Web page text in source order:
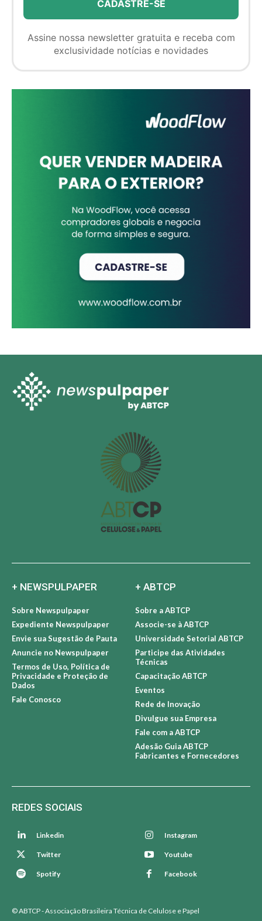
Assine nossa newsletter gratuita e receba com
exclusividade notícias e novidades
+ NEWSPULPAPER
Sobre Newspulpaper
Expediente Newspulpaper
Envie sua Sugestão de Pauta
Anuncie no Newspulpaper
Termos de Uso, Política de
Privacidade e Proteção de
Dados
Fale Conosco
+ ABTCP
Sobre a ABTCP
Associe-se à ABTCP
Universidade Setorial ABTCP
Participe das Atividades
Técnicas
Capacitação ABTCP
Eventos
Rede de Inovação
Divulgue sua Empresa
Fale com a ABTCP
Adesão Guia ABTCP
Fabricantes e Fornecedores
REDES SOCIAIS
Linkedin Instagram
Twitter Youtube
Spotify Facebook
© ABTCP - Associação Brasileira Técnica de Celulose e Papel